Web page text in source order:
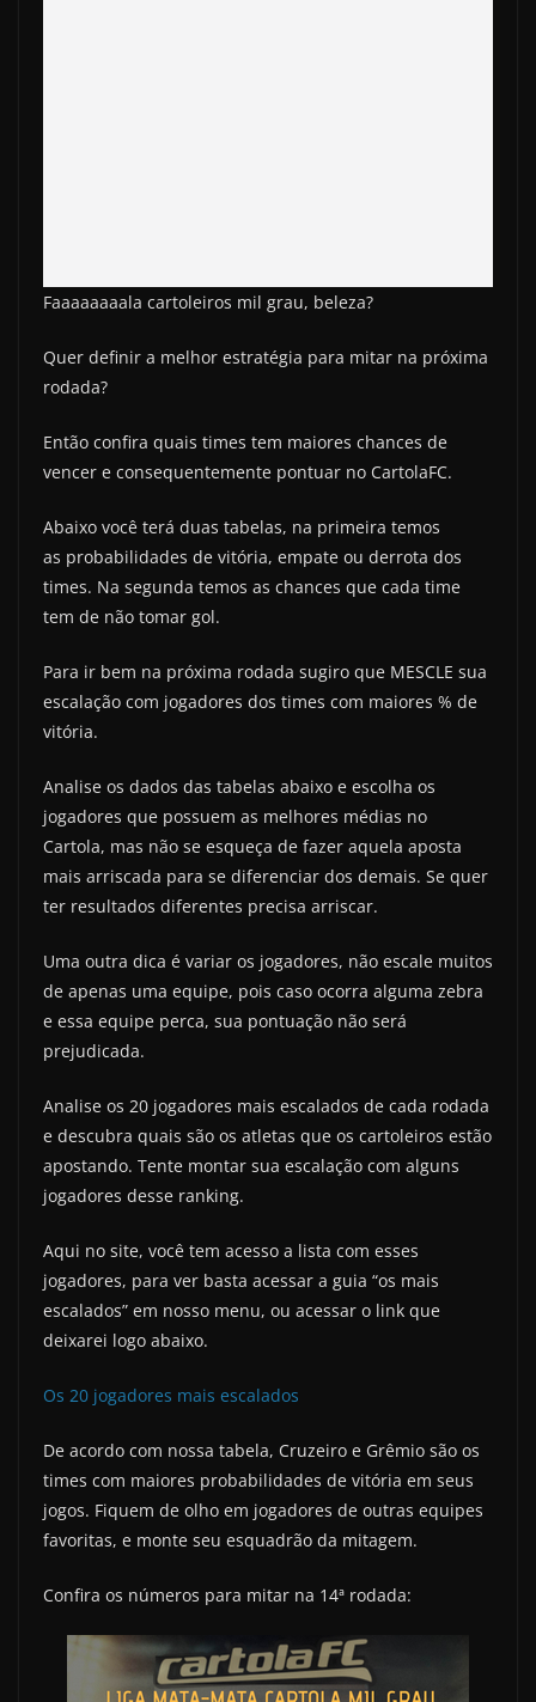
Faaaaaaaala cartoleiros mil grau, beleza?
Quer definir a melhor estratégia para mitar na próxima
rodada?
Então confira quais times tem maiores chances de
vencer e consequentemente pontuar no CartolaFC.
Abaixo você terá duas tabelas, na primeira temos
as probabilidades de vitória, empate ou derrota dos
times. Na segunda temos as chances que cada time
tem de não tomar gol.
Para ir bem na próxima rodada sugiro que MESCLE sua
escalação com jogadores dos times com maiores % de
vitória.
Analise os dados das tabelas abaixo e escolha os
jogadores que possuem as melhores médias no
Cartola, mas não se esqueça de fazer aquela aposta
mais arriscada para se diferenciar dos demais. Se quer
ter resultados diferentes precisa arriscar.
Uma outra dica é variar os jogadores, não escale muitos
de apenas uma equipe, pois caso ocorra alguma zebra
e essa equipe perca, sua pontuação não será
prejudicada.
Analise os 20 jogadores mais escalados de cada rodada
e descubra quais são os atletas que os cartoleiros estão
apostando. Tente montar sua escalação com alguns
jogadores desse ranking.
Aqui no site, você tem acesso a lista com esses
jogadores, para ver basta acessar a guia “os mais
escalados” em nosso menu, ou acessar o link que
deixarei logo abaixo.
Os 20 jogadores mais escalados
De acordo com nossa tabela, Cruzeiro e Grêmio são os
times com maiores probabilidades de vitória em seus
jogos. Fiquem de olho em jogadores de outras equipes
favoritas, e monte seu esquadrão da mitagem.
Confira os números para mitar na 14ª rodada: